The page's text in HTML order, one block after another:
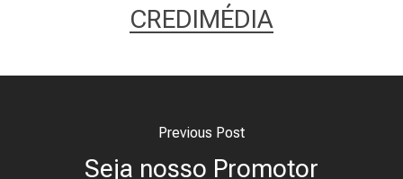
CREDIMÉDIA
Previous Post
Seja nosso Promotor